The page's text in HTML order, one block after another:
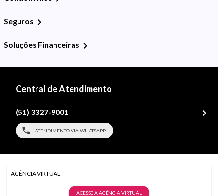
Seguros
Soluções Financeiras
Central de Atendimento
(51) 3327-9001
ATENDIMENTO VIA WHATSAPP
AGÊNCIA VIRTUAL
ACESSE A AGÊNCIA VIRTUAL